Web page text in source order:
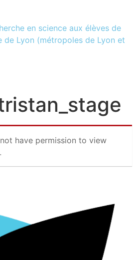
en science aux élèves de
de Lyon (métropoles de Lyon et
have permission to view